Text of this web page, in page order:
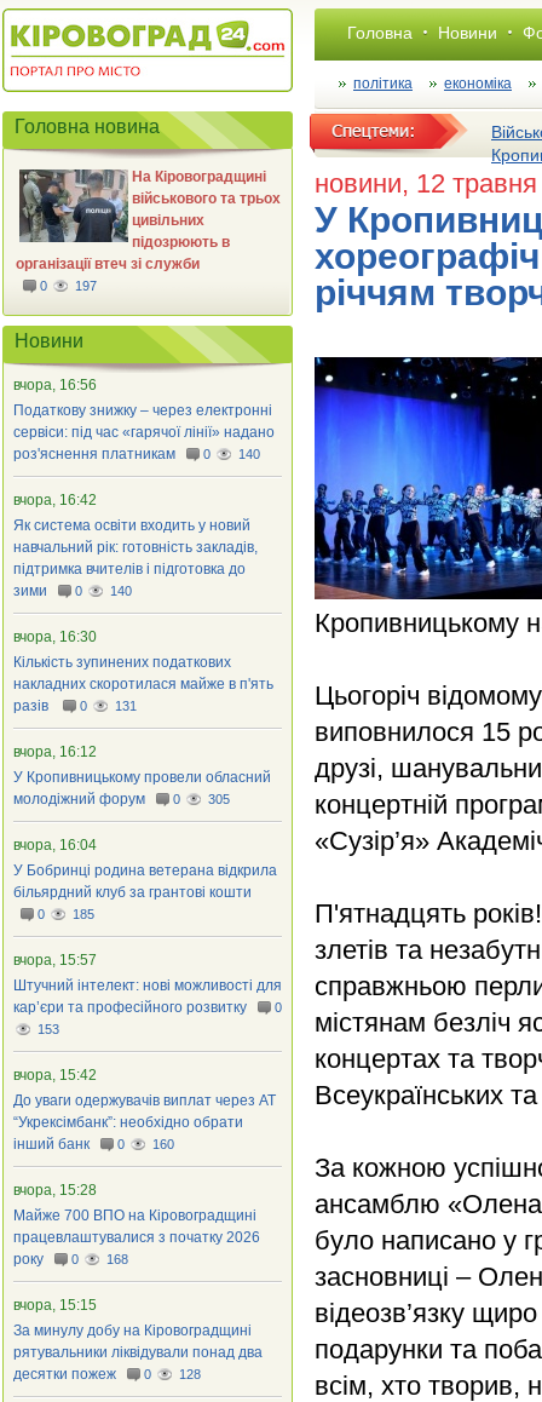
Головна Новини
політика економіка
новини, 12
У
річчям
Кропивницькому
Цьогоріч
виповнилося 15
друзі,
концертній
«Сузір’я»
П'ятнадцять
злетів та
справжньою
містянам безліч
концертах та
Всеукраїнських
За кожною
ансамблю
було написано у
засновниці –
відеозв’язку
подарунки та
всім, хто творив,
Головна новина
На Кіровоградщині
військового та трьох
цивільних
підозрюють в
організації втеч зі служби
0 197
Новини
вчора, 16:56
Податкову знижку – через електронні
сервіси: під час «гарячої лінії» надано
роз'яснення платникам
0 140
вчора, 16:42
Як система освіти входить у новий
навчальний рік: готовність закладів,
підтримка вчителів і підготовка до
зими
0 140
вчора, 16:30
Кількість зупинених податкових
накладних скоротилася майже в п'ять
разів
0 131
вчора, 16:12
У Кропивницькому провели обласний
молодіжний форум
0 305
вчора, 16:04
У Бобринці родина ветерана відкрила
більярдний клуб за грантові кошти
0 185
вчора, 15:57
Штучний інтелект: нові можливості для
кар’єри та професійного розвитку
0
153
вчора, 15:42
До уваги одержувачів виплат через АТ
“Укрексімбанк”: необхідно обрати
інший банк
0 160
вчора, 15:28
Майже 700 ВПО на Кіровоградщині
працевлаштувалися з початку 2026
року
0 168
вчора, 15:15
За минулу добу на Кіровоградщині
рятувальники ліквідували понад два
десятки пожеж
0 128